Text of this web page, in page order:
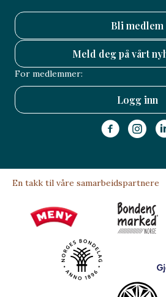
Bli medlem
Meld deg på vårt
For medlemmer:
Logg inn
En takk til våre samarbeidspartnere